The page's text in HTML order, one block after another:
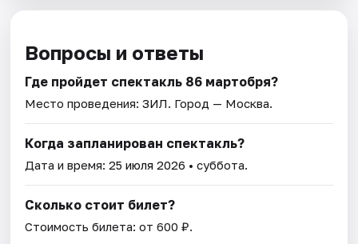
Вопросы и ответы
Где пройдет спектакль 86 мартобря?
Место проведения:ЗИЛ. Город — Москва.
Когда запланирован спектакль?
Дата и время:25 июля 2026 • суббота.
Сколько стоит билет?
Стоимость билета: от 600 ₽.